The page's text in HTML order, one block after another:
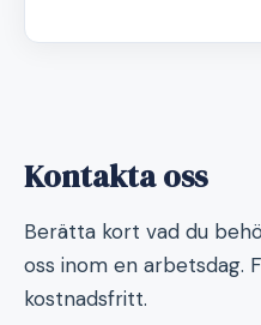
Kontakta oss
Berätta kort vad du
oss inom en arbetsdag.
kostnadsfritt.